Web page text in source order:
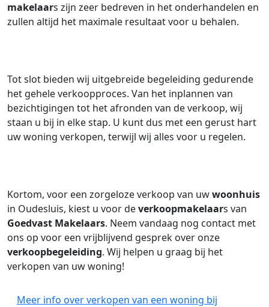
makelaars zijn zeer bedreven in het onderhandelen en
zullen altijd het maximale resultaat voor u behalen.
Tot slot bieden wij uitgebreide begeleiding gedurende
het gehele verkoopproces. Van het inplannen van
bezichtigingen tot het afronden van de verkoop, wij
staan u bij in elke stap. U kunt dus met een gerust hart
uw woning verkopen, terwijl wij alles voor u regelen.
Kortom, voor een zorgeloze verkoop van uwwoonhuis
in Oudesluis, kiest u voor deverkoopmakelaars van
Goedvast Makelaars. Neem vandaag nog contact met
ons op voor een vrijblijvend gesprek over onze
verkoopbegeleiding. Wij helpen u graag bij het
verkopen van uw woning!
Meer info over verkopen van een woning bij